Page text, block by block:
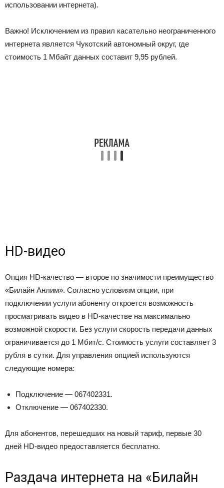
использовании интернета).
Важно! Исключением из правил касательно неограниченного
интернета является Чукотский автономный округ, где
стоимость 1 Мбайт данных составит 9,95 рублей.
HD-видео
Опция HD-качество — второе по значимости преимущество
«Билайн Анлим». Согласно условиям опции, при
подключении услуги абоненту откроется возможность
просматривать видео в HD-качестве на максимально
возможной скорости. Без услуги скорость передачи данных
ограничивается до 1 Мбит/с. Стоимость услуги составляет 3
рубля в сутки. Для управления опцией используются
следующие номера:
Подключение — 067402331.
Отключение — 067402330.
Для абонентов, перешедших на новый тариф, первые 30
дней HD-видео предоставляется бесплатно.
Раздача интернета на «Билайн